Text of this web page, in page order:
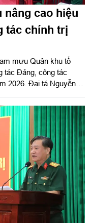
nâng cao hiệu
tác chính trị
mưu Quân khu tổ
tác Đảng, công tác
2026. Đại tá Nguyễn